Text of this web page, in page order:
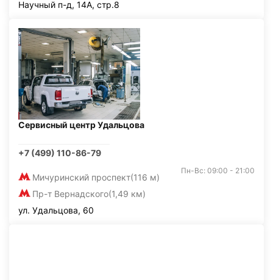
Научный п-д, 14А, стр.8
Сервисный центр Удальцова
+7 (499) 110-86-79
Мичуринский проспект(116 м)
Пр-т Вернадского(1,49 км)
Пн-Вс: 09:00 - 21:00
ул. Удальцова, 60